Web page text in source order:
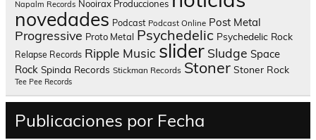
Napalm Records Nooirax Producciones
novedades Podcast Podcast Online Post Metal
Progressive Proto Metal Psychedelic Psychedelic Rock
Relapse Records Ripple Music slider Sludge Space
Rock Spinda Records Stickman Records Stoner Stoner Rock
Tee Pee Records
Publicaciones por Fecha